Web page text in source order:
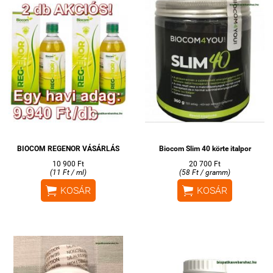
BIOCOM REGENOR VÁSÁRLÁS
10 900 Ft
(11 Ft / ml)
 KOSÁR
Biocom Slim 40 körte italpor
20 700 Ft
(58 Ft / gramm)
 KOSÁR